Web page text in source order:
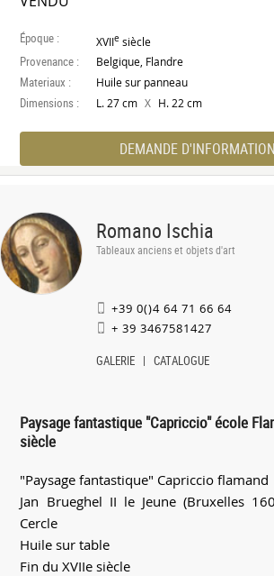
Époque : XVIIe siècle
Provenance : Belgique, Flandre
Materiaux : Huile sur panneau
Dimensions : L. 27 cm X H. 22 cm
DEMANDE
Romano Ischia
Tableaux anciens et objets d'art
+39 0()4 64 71 66 64
+ 39 3467581427
GALERIE CATALOGUE
Paysage fantastique "Capriccio" école
siècle
"Paysage fantastique" Capriccio flamand
Jan Brueghel II le Jeune (Bruxelles
Cercle
Huile sur table
Fin du XVIIe siècle